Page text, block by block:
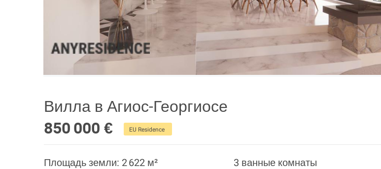
Вилла в Агиос-Георгиосе
850 000 €
EU Residence
Площадь земли: 2 622 м²
3 ванные комнаты